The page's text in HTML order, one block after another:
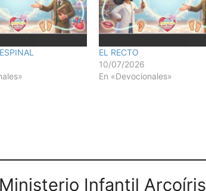
EL RECTO
10/07/2026
En «Devocionales»
Infantil Arcoíris